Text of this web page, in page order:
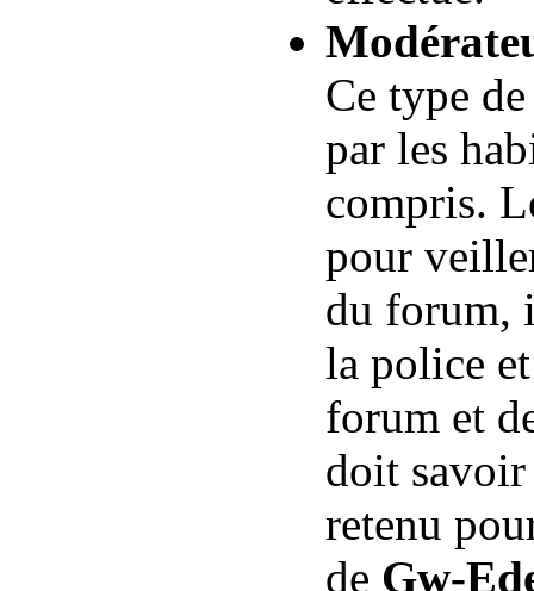
Ce type
par les
compris.
pour
du forum,
la police
forum et
doit savoir
retenu
de Gw-